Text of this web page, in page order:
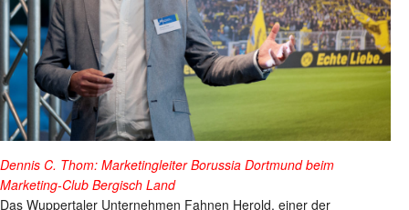
Dennis C. Thom: Marketingleiter Borussia Dortmund beim
Marketing-Club Bergisch Land
Das Wuppertaler Unternehmen Fahnen Herold, einer der